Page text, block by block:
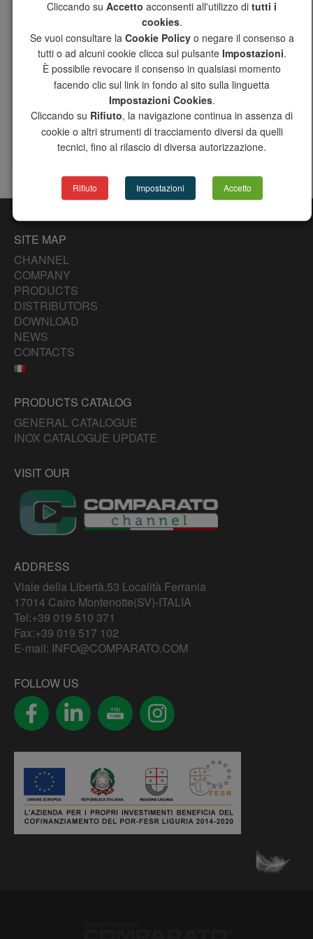
DHW-DCW additional set for water line with stub piece /
DHW additional set for 1 water line with stub piece /
DCW meter with pulse outputs /
DHW meter with pulse outputs
Optional
Door and frame Optional
System start-up and technical support
* Warning: the 230V motorised valve must be combined with a suitable
SITE MAP
CHANNEL
COMPANY
PRODUCTS
DISTRIBUTORS
DOWNLOAD
NEWS
CONTACTS
PRODUCTS CATALOG
GENERAL CATALOGUE
INOX CATALOGUE UPDATE
VISIT OUR
ADDRESS
Viale della Libertà,53 Località Ferrania
17014 Cairo Montenotte(SV)-ITALIA
Tel:+39 019 510 371
Fax:+39 019 517 102
E-mail: INFO@COMPARATO.COM
FOLLOW US
YOU
TUBE
Cliccando su Accetto acconsenti all'utilizzo di tutti i
cookies.
Se vuoi consultare la Cookie Policyo negare il consenso a
tutti o ad alcuni cookie clicca sul pulsante Impostazioni.
È possibile revocare il consenso in qualsiasi momento
facendo clic sul link in fondo al sito sulla linguetta
Impostazioni Cookies.
Cliccando su Rifiuto, la navigazione continua in assenza di
cookie o altri strumenti di tracciamento diversi da quelli
tecnici, fino al rilascio di diversa autorizzazione.
Rifiuto Impostazioni Accetto